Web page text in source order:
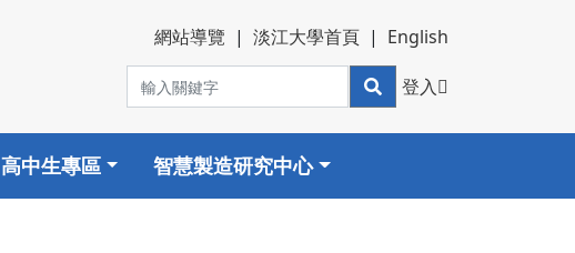
網站導覽 | 淡江大學首頁 | English
登入
高中生專區 智慧製造研究中心